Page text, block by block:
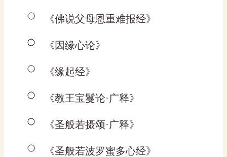
《佛说父母恩重难报经》
《因缘心论》
《缘起经》
《教王宝鬘论·广释》
《圣般若摄颂·广释》
《圣般若波罗蜜多心经》